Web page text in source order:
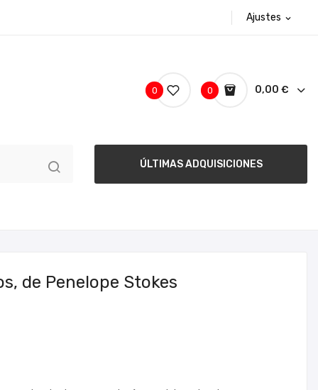
Ajustes expand_more
0 0,00 €
0
ÚLTIMAS ADQUISICIONES
de Penelope Stokes